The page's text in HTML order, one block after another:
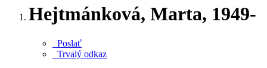
Hejtmánková, Marta, 1949-
Poslať
Trvalý odkaz